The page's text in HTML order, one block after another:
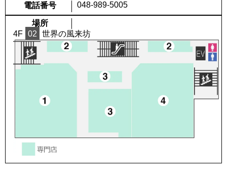
電話番号
048-989-5005
場所
4F 02 世界の風来坊